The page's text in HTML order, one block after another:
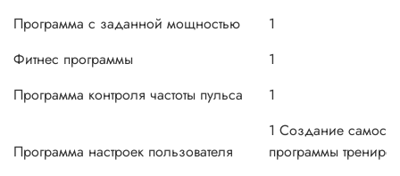
Программа с заданной мощностью
1
Фитнес программы
1
Программа контроля частоты пульса
1
Программа настроек пользователя
1 Создание
программы